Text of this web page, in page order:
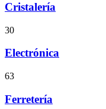
Cristalería
30
Electrónica
63
Ferretería